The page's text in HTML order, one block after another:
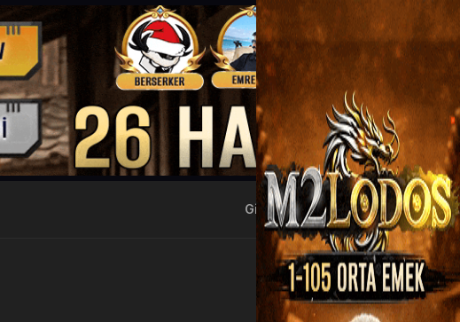
Giriş Yap Kayıt Ol